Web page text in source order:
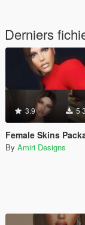
Derniers
3.9 5
Female Skins
By Amiri Designs